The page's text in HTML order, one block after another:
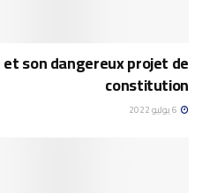
son dangereux projet de
constitution